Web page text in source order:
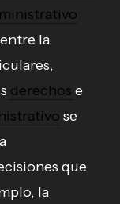
la
derechos e
se
que
la